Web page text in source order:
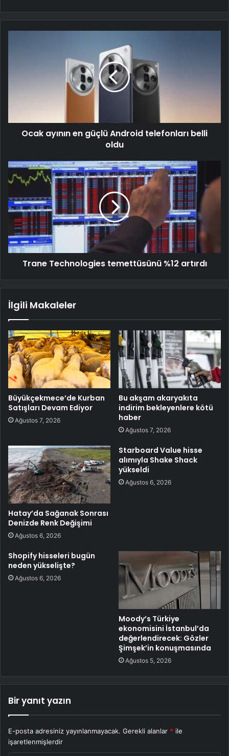
Ocak ayının en güçlü Android telefonları belli
oldu
Trane Technologies temettüsünü %12 artırdı
İlgili Makaleler
Büyükçekmece’de Kurban
Satışları Devam Ediyor
Ağustos 7, 2026
Bu akşam akaryakıta
indirim bekleyenlere kötü
haber
Ağustos 7, 2026
Hatay’da Sağanak Sonrası
Denizde Renk Değişimi
Ağustos 6, 2026
Starboard Value hisse
alımıyla Shake Shack
yükseldi
Ağustos 6, 2026
Shopify hisseleri bugün
neden yükselişte?
Ağustos 6, 2026
Moody’s Türkiye
ekonomisini İstanbul’da
değerlendirecek: Gözler
Şimşek’in konuşmasında
Ağustos 5, 2026
Bir yanıt yazın
E-posta adresiniz yayınlanmayacak. Gerekli alanlar * ile
işaretlenmişlerdir